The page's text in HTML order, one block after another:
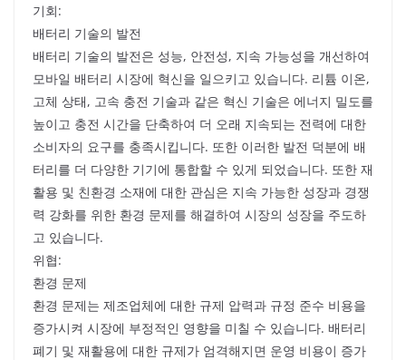
기회:
배터리 기술의 발전
배터리 기술의 발전은 성능, 안전성, 지속 가능성을 개선하여
모바일 배터리 시장에 혁신을 일으키고 있습니다. 리튬 이온,
고체 상태, 고속 충전 기술과 같은 혁신 기술은 에너지 밀도를
높이고 충전 시간을 단축하여 더 오래 지속되는 전력에 대한
소비자의 요구를 충족시킵니다. 또한 이러한 발전 덕분에 배
터리를 더 다양한 기기에 통합할 수 있게 되었습니다. 또한 재
활용 및 친환경 소재에 대한 관심은 지속 가능한 성장과 경쟁
력 강화를 위한 환경 문제를 해결하여 시장의 성장을 주도하
고 있습니다.
위협:
환경 문제
환경 문제는 제조업체에 대한 규제 압력과 규정 준수 비용을
증가시켜 시장에 부정적인 영향을 미칠 수 있습니다. 배터리
폐기 및 재활용에 대한 규제가 엄격해지면 운영 비용이 증가